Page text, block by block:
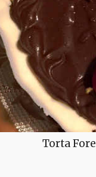
Torta